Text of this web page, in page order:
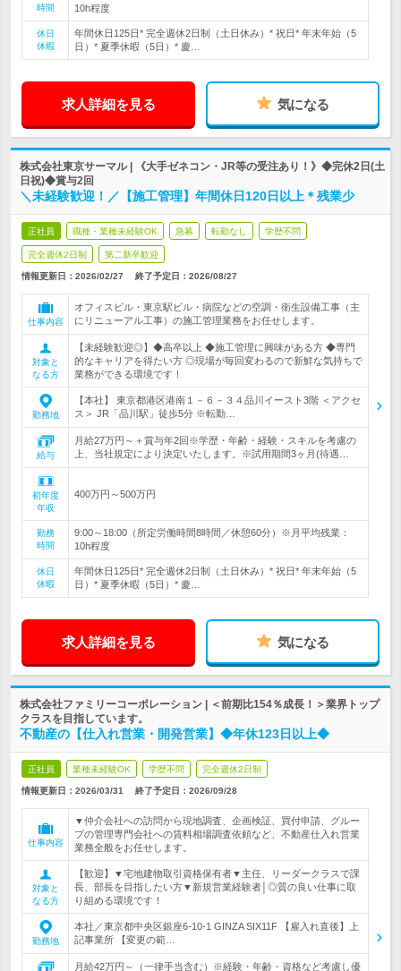
時間 10h程度
休日
休暇
年間休日125日* 完全週休2日制（土日休み）* 祝日* 年末年始（5
日）* 夏季休暇（5日）* 慶…
求人詳細を見る 気になる
株式会社東京サーマル | 《大手ゼネコン・JR等の受注あり！》◆完休2日(土
日祝)◆賞与2回
＼未経験歓迎！／【施工管理】年間休日120日以上＊残業少
正社員 職種・業種未経験OK 急募 転勤なし 学歴不問
完全週休2日制 第二新卒歓迎
情報更新日：2026/02/27 終了予定日： 2026/08/27
仕事内容
オフィスビル・東京駅ビル・病院などの空調・衛生設備工事（主
にリニューアル工事）の施工管理業務をお任せします。
対象と
なる方
【未経験歓迎◎】◆高卒以上 ◆施工管理に興味がある方 ◆専門
的なキャリアを得たい方 ◎現場が毎回変わるので新鮮な気持ちで
業務ができる環境です！
勤務地
【本社】 東京都港区港南１－６－３４品川イースト3階 ＜アクセ
ス＞ JR「品川駅」徒歩5分 ※転勤…
給与
月給27万円～＋賞与年2回※学歴・年齢・経験・スキルを考慮の
上、当社規定により決定いたします。※試用期間3ヶ月(待遇…
初年度
年収
400万円～500万円
勤務
時間
9:00～18:00（所定労働時間8時間／休憩60分）※月平均残業：
10h程度
休日
休暇
年間休日125日* 完全週休2日制（土日休み）* 祝日* 年末年始（5
日）* 夏季休暇（5日）* 慶…
求人詳細を見る 気になる
株式会社ファミリーコーポレーション | ＜前期比154％成長！＞業界トップ
クラスを目指しています。
不動産の【仕入れ営業・開発営業】◆年休123日以上◆
正社員 業種未経験OK 学歴不問 完全週休2日制
情報更新日：2026/03/31 終了予定日： 2026/09/28
仕事内容
▼仲介会社への訪問から現地調査、企画検証、買付申請、グルー
プの管理専門会社への賃料相場調査依頼など、不動産仕入れ営業
業務全般をお任せします。
対象と
なる方
【歓迎】▼宅地建物取引資格保有者▼主任、リーダークラスで課
長、部長を目指したい方▼新規営業経験者│◎質の良い仕事に取
り組める環境です！
勤務地
本社／東京都中央区銀座6-10-1 GINZA SIX11F 【雇入れ直後】上
記事業所 【変更の範…
月給42万円～（一律手当含む）※経験・年齢・資格など考慮し優